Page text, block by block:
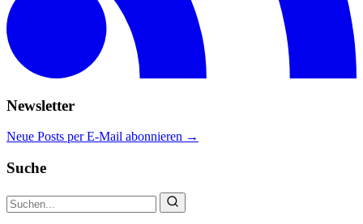
Newsletter
Neue Posts per E-Mail abonnieren →
Suche